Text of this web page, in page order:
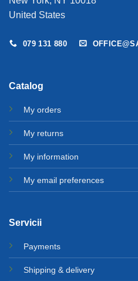
United States
079 131 880
Catalog
My orders
My returns
My information
My email preferences
Servicii
Payments
Shipping & delivery